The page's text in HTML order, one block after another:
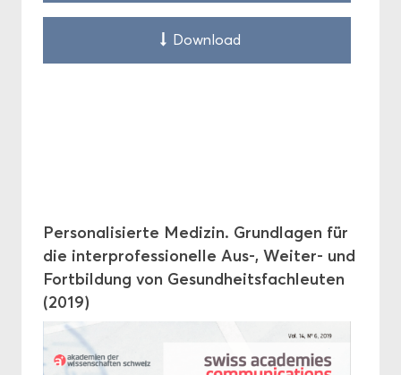
Down­load
Per­so­na­li­sier­te Me­di­zin. Grund­la­gen für
die in­ter­pro­fes­sio­nel­le Aus-, Weiter-​ und
Fort­bil­dung von Ge­sund­heits­fach­leu­ten
(2019)